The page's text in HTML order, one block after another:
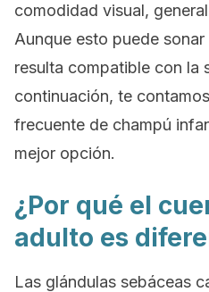
comodidad visual,
Aunque esto puede
resulta compatible con la
continuación, te
frecuente de champú
mejor opción.
¿Por qué el
adulto es
Las glándulas sebáceas